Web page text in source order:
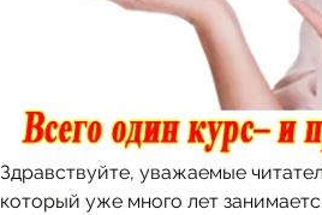
Здравствуйте, уважаемые
который уже много лет